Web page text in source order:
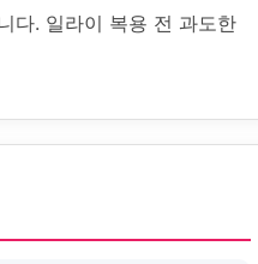
다. 일라이 복용 전 과도한